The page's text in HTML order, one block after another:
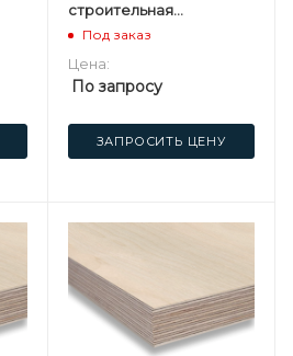
строительная
нешлифованная
Под заказ
Цена:
По запросу
ЗАПРОСИТЬ ЦЕНУ